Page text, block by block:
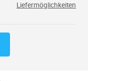
Liefermöglichkeiten